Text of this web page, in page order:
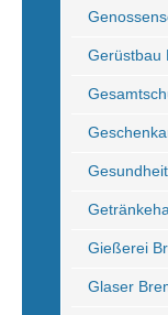
Gerüstbau
Gießerei
Glaser